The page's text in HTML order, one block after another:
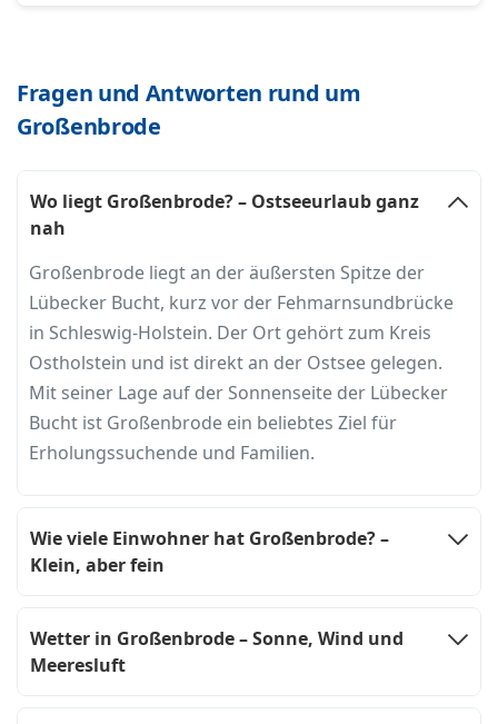
Fragen und Antworten rund um
Großenbrode
Wo liegt Großenbrode? – Ostseeurlaub ganz
nah
Großenbrode liegt an der äußersten Spitze der
Lübecker Bucht, kurz vor der Fehmarnsundbrücke
in Schleswig-Holstein. Der Ort gehört zum Kreis
Ostholstein und ist direkt an der Ostsee gelegen.
Mit seiner Lage auf der Sonnenseite der Lübecker
Bucht ist Großenbrode ein beliebtes Ziel für
Erholungssuchende und Familien.
Wie viele Einwohner hat Großenbrode? –
Klein, aber fein
Wetter in Großenbrode – Sonne, Wind und
Meeresluft